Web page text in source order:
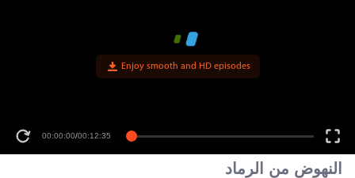
Enjoy smooth and HD episodes
00:00:00/00:12:35
النهوض من الرماد